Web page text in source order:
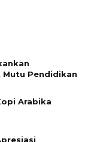
Pendidikan
Arabika